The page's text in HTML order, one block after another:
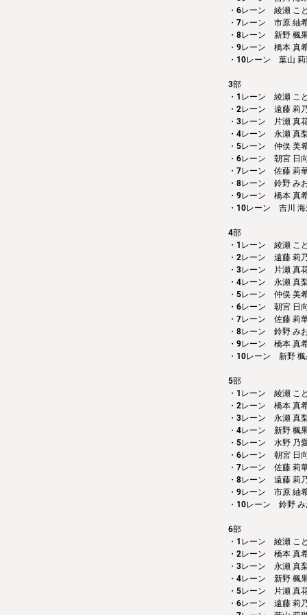
・6レーン　綾瀬 こ
・7レーン　市原 紬
・8レーン　新野 楓
・9レーン　橋本 真
・10レーン　葉山 莉
3部
・1レーン　綾瀬 こ
・2レーン　遠藤 莉
・3レーン　片瀬 真
・4レーン　永瀬 真
・5レーン　仲俣 美
・6レーン　朝宮 日向
・7レーン　佐藤 莉
・8レーン　鈴野 み
・9レーン　橋本 真
・10レーン　吉川
4部
・1レーン　綾瀬 こ
・2レーン　遠藤 莉
・3レーン　片瀬 真
・4レーン　永瀬 真
・5レーン　仲俣 美
・6レーン　朝宮 日向
・7レーン　佐藤 莉
・8レーン　鈴野 み
・9レーン　橋本 真
・10レーン　新野
5部
・1レーン　綾瀬 こ
・2レーン　橋本 真
・3レーン　永瀬 真
・4レーン　新野 楓
・5レーン　水野 乃
・6レーン　朝宮 日向
・7レーン　佐藤 莉
・8レーン　遠藤 莉
・9レーン　市原 紬
・10レーン　鈴野 み
6部
・1レーン　綾瀬 こ
・2レーン　橋本 真
・3レーン　永瀬 真
・4レーン　新野 楓
・5レーン　片瀬 真
・6レーン　遠藤 莉